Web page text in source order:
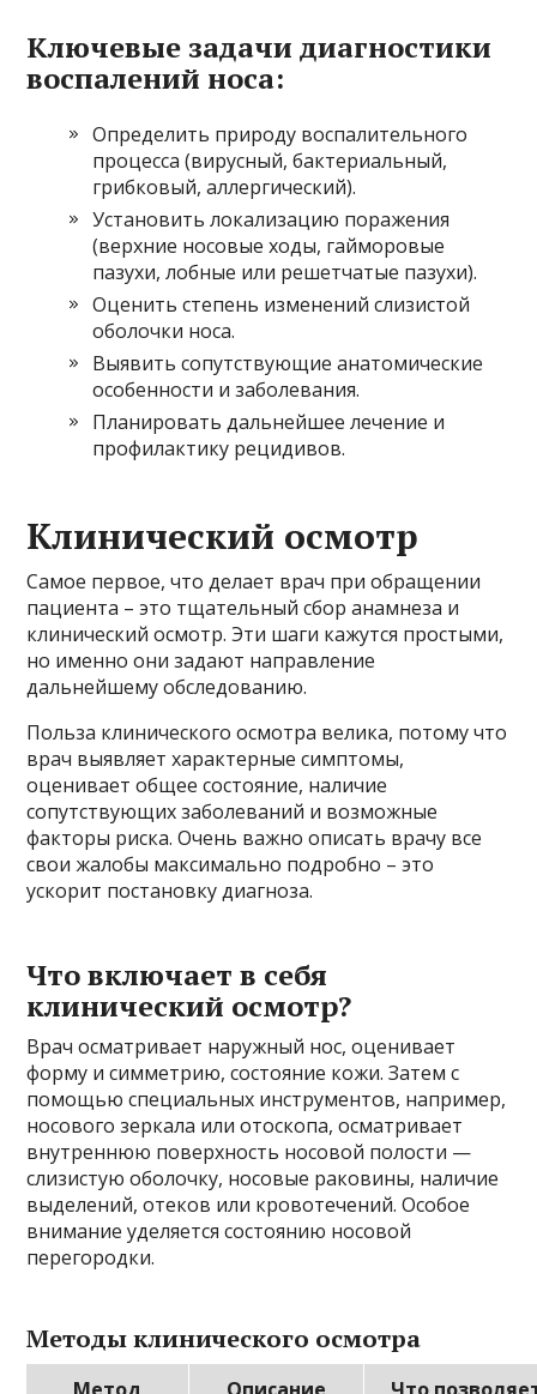
Ключевые задачи диагностики
воспалений носа:
Определить природу воспалительного
процесса (вирусный, бактериальный,
грибковый, аллергический).
Установить локализацию поражения
(верхние носовые ходы, гайморовые
пазухи, лобные или решетчатые пазухи).
Оценить степень изменений слизистой
оболочки носа.
Выявить сопутствующие анатомические
особенности и заболевания.
Планировать дальнейшее лечение и
профилактику рецидивов.
Клинический осмотр
Самое первое, что делает врач при обращении
пациента – это тщательный сбор анамнеза и
клинический осмотр. Эти шаги кажутся простыми,
но именно они задают направление
дальнейшему обследованию.
Польза клинического осмотра велика, потому что
врач выявляет характерные симптомы,
оценивает общее состояние, наличие
сопутствующих заболеваний и возможные
факторы риска. Очень важно описать врачу все
свои жалобы максимально подробно – это
ускорит постановку диагноза.
Что включает в себя
клинический осмотр?
Врач осматривает наружный нос, оценивает
форму и симметрию, состояние кожи. Затем с
помощью специальных инструментов, например,
носового зеркала или отоскопа, осматривает
внутреннюю поверхность носовой полости —
слизистую оболочку, носовые раковины, наличие
выделений, отеков или кровотечений. Особое
внимание уделяется состоянию носовой
перегородки.
Методы клинического осмотра